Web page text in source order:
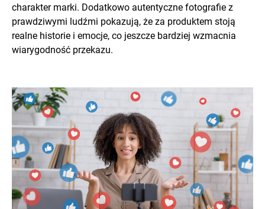
charakter marki. Dodatkowo autentyczne fotografie z
prawdziwymi ludźmi pokazują, że za produktem stoją
realne historie i emocje, co jeszcze bardziej wzmacnia
wiarygodność przekazu.